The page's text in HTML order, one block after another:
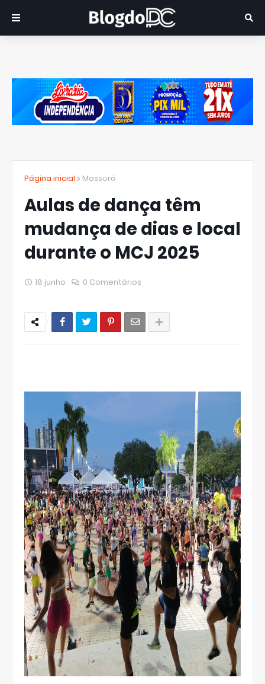
Página inicial Mossoró
Aulas de dança têm
mudança de dias e local
durante o MCJ 2025
18 junho 0 Comentários